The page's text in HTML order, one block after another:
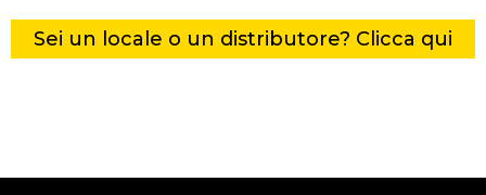
Sei un locale o un distributore? Clicca qui